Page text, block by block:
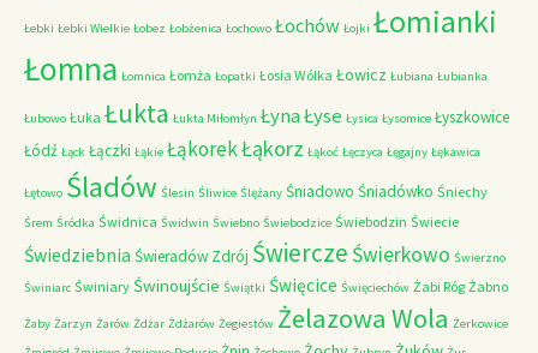
Łebki Łebki Wielkie Łobez Łobżenica Łochowo Łochów Łojki Łomianki
Łomna Łomnica Łomża Łopatki Łosia Wólka Łowicz Łubiana Łubianka
Łubowo Łuka Łukta Łukta Miłomłyn ŁynaŁyse Łysica Łysomice Łyszkowice
Łódź Łąck Łączki Łąkie ŁąkorekŁąkorz Łąkoć Łęczyca Łęgajny Łękawica
Łętowo Śladów Ślesin Śliwice Ślężany Śniadowo Śniadówko Śniechy
Śrem Śródka Świdnica Świdwin Świebno Świebodzice Świebodzin Świecie
Świedziebnia Świeradów Zdrój Świercze Świerkowo Świerzno
Świniarc Świniary Świnoujście Świątki Święcice Święciechów Żabi Róg Żabno
Żaby Żarzyn Żarów Żdżar Żdżarów Żegiestów Żelazowa Wola Żerkowice